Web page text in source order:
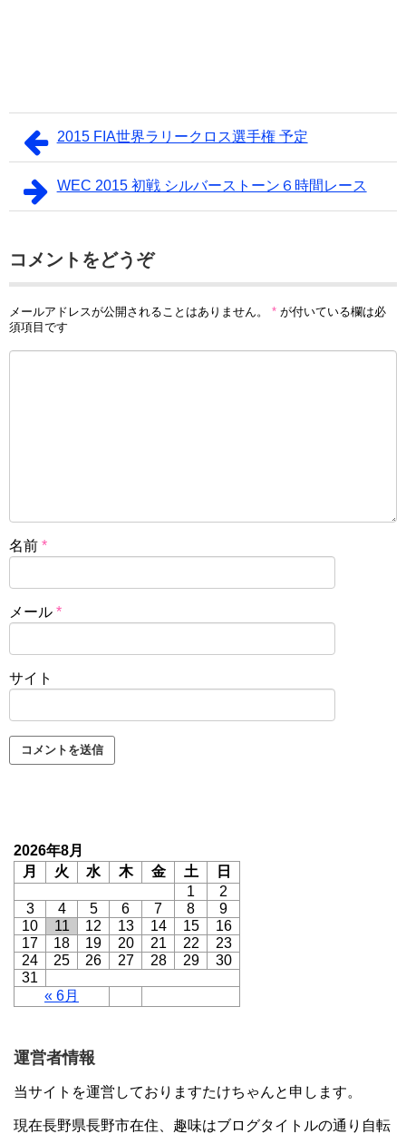
2015 FIA世界ラリークロス選手権 予定
WEC 2015 初戦 シルバーストーン６時間レース
コメントをどうぞ
メールアドレスが公開されることはありません。 * が付いている欄は必
須項目です
名前 *
メール *
サイト
2026年8月
月
火 水 木 金 土 日
« 6月
1
2
3
4 5 6 7 8
9
10
11 12 13 14 15
16
17
18 19 20 21 22
23
24
25 26 27 28 29
30
31
運営者情報
当サイトを運営しておりますたけちゃんと申します。
現在長野県長野市在住、趣味はブログタイトルの通り自転